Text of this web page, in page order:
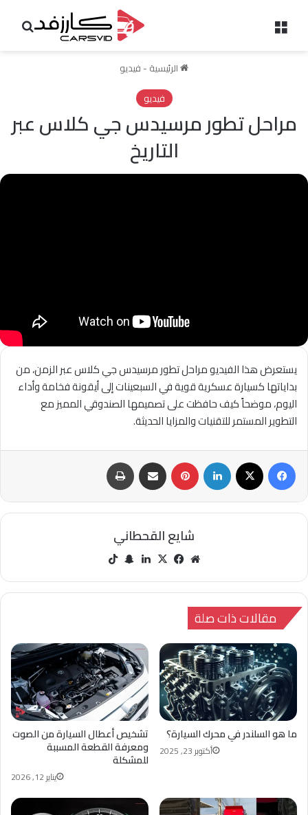
الرئيسية - فيديو
فيديو
مراحل تطور مرسيدس جي كلاس عبر
التاريخ
يستعرض هذا الفيديو مراحل تطور مرسيدس جي كلاس عبر الزمن، من
بداياتها كسيارة عسكرية قوية في السبعينات إلى أيقونة فخامة وأداء
اليوم، موضحاً كيف حافظت على تصميمها الصندوقي المميز مع
التطوير المستمر للتقنيات والمزايا الحديثة.
فيسبوك ‫X لينكدإن بينتيريست مشاركة عبر البريد طباعة
شايع القحطاني
مو
الوي
في
وك
‫X لينك سنا
تشا
مقالات ذات صلة
تشخيص أعطال السيارة من الصوت
ومعرفة القطعة المسببة
للمشكلة
يناير 12, 2026
ما هو السلندر في محرك السيارة؟
أكتوبر 23, 2025